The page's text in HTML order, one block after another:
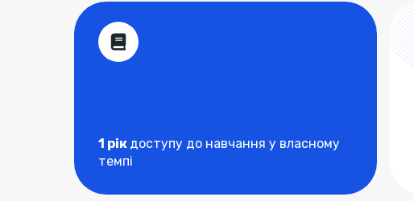
1 рік доступу до навчання у власному
темпі